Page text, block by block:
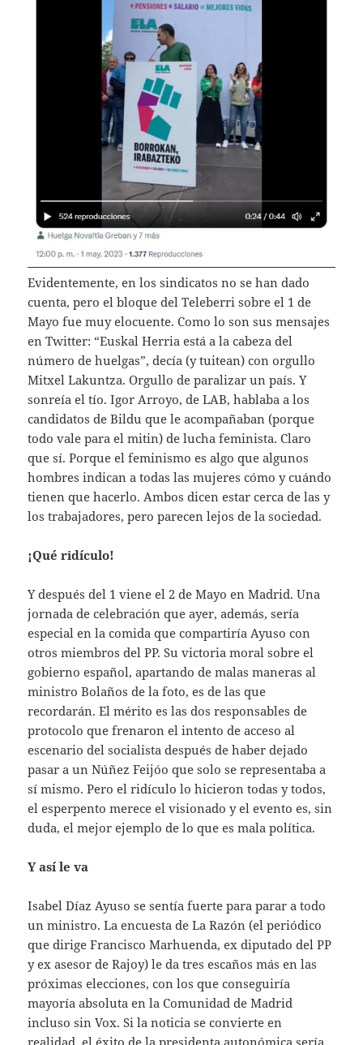
Evidentemente, en los sindicatos no se han dado
cuenta, pero el bloque del Teleberri sobre el 1 de
Mayo fue muy elocuente. Como lo son sus mensajes
en Twitter: “Euskal Herria está a la cabeza del
número de huelgas”, decía (y tuitean) con orgullo
Mitxel Lakuntza. Orgullo de paralizar un país. Y
sonreía el tío. Igor Arroyo, de LAB, hablaba a los
candidatos de Bildu que le acompañaban (porque
todo vale para el mitin) de lucha feminista. Claro
que sí. Porque el feminismo es algo que algunos
hombres indican a todas las mujeres cómo y cuándo
tienen que hacerlo. Ambos dicen estar cerca de las y
los trabajadores, pero parecen lejos de la sociedad.
¡Qué ridículo!
Y después del 1 viene el 2 de Mayo en Madrid. Una
jornada de celebración que ayer, además, sería
especial en la comida que compartiría Ayuso con
otros miembros del PP. Su victoria moral sobre el
gobierno español, apartando de malas maneras al
ministro Bolaños de la foto, es de las que
recordarán. El mérito es las dos responsables de
protocolo que frenaron el intento de acceso al
escenario del socialista después de haber dejado
pasar a un Núñez Feijóo que solo se representaba a
sí mismo. Pero el ridículo lo hicieron todas y todos,
el esperpento merece el visionado y el evento es, sin
duda, el mejor ejemplo de lo que es mala política.
Y así le va
Isabel Díaz Ayuso se sentía fuerte para parar a todo
un ministro. La encuesta de La Razón (el periódico
que dirige Francisco Marhuenda, ex diputado del PP
y ex asesor de Rajoy) le da tres escaños más en las
próximas elecciones, con los que conseguiría
mayoría absoluta en la Comunidad de Madrid
incluso sin Vox. Si la noticia se convierte en